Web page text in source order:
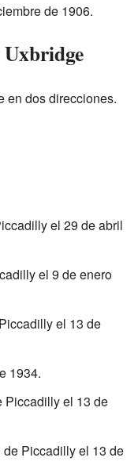
de 1906.
en dos direcciones.
el 29 de abril
el 9 de enero
el 13 de
1934.
Piccadilly el 13 de
Piccadilly el 13 de